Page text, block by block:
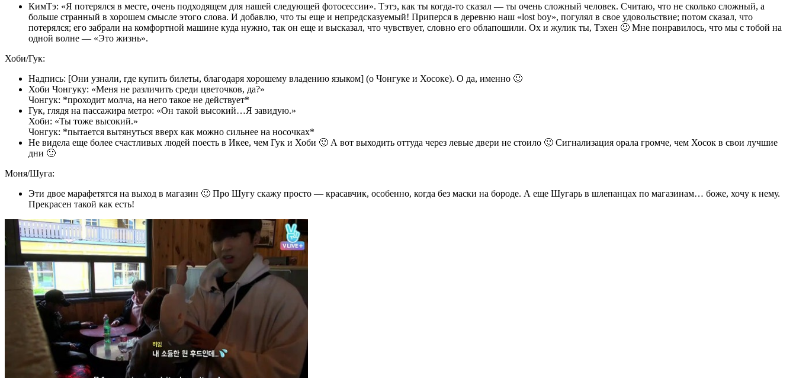
КимТэ: «Я потерялся в месте, очень подходящем для нашей следующей фотосессии». Тэтэ, как ты когда-то сказал — ты очень сложный человек. Считаю, что не сколько сложный, а
больше странный в хорошем смысле этого слова. И добавлю, что ты еще и непредсказуемый! Приперся в деревню наш «lost boy», погулял в свое удовольствие; потом сказал, что
потерялся; его забрали на комфортной машине куда нужно, так он еще и высказал, что чувствует, словно его облапошили. Ох и жулик ты, Тэхен 🙂 Мне понравилось, что мы с тобой на
одной волне — «Это жизнь».
Хоби/Гук:
Надпись: [Они узнали, где купить билеты, благодаря хорошему владению языком] (о Чонгуке и Хосоке). О да, именно 🙂
Хоби Чонгуку: «Меня не различить среди цветочков, да?»
Чонгук: *проходит молча, на него такое не действует*
Гук, глядя на пассажира метро: «Он такой высокий…Я завидую.»
Хоби: «Ты тоже высокий.»
Чонгук: *пытается вытянуться вверх как можно сильнее на носочках*
Не видела еще более счастливых людей поесть в Икее, чем Гук и Хоби 🙂 А вот выходить оттуда через левые двери не стоило 🙂 Сигнализация орала громче, чем Хосок в свои лучшие
дни 🙂
Моня/Шуга:
Эти двое марафетятся на выход в магазин 🙂 Про Шугу скажу просто — красавчик, особенно, когда без маски на бороде. А еще Шугарь в шлепанцах по магазинам… боже, хочу к нему.
Прекрасен такой как есть!